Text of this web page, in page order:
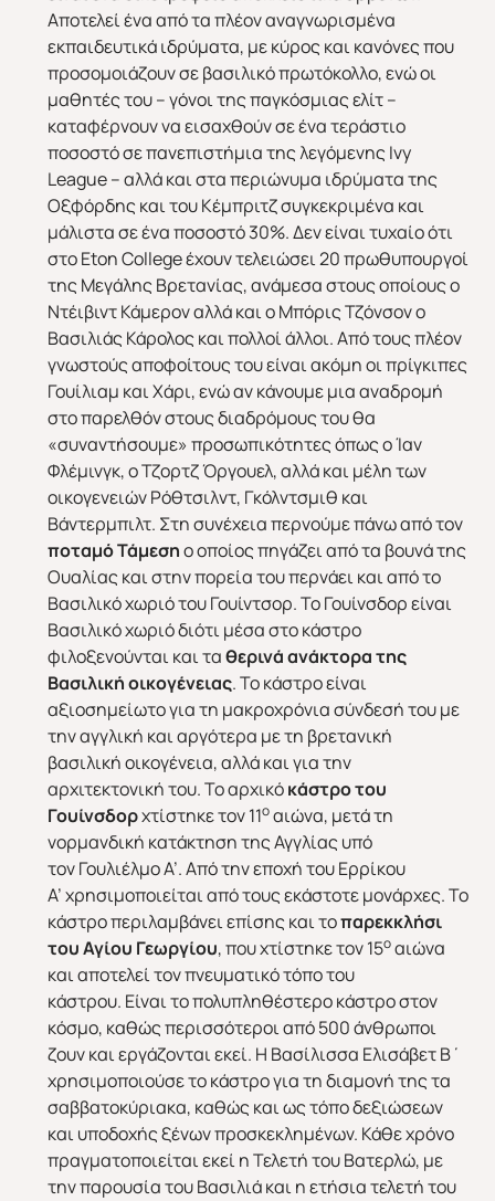
Αποτελεί ένα από τα πλέον αναγνωρισμένα
εκπαιδευτικά ιδρύματα, με κύρος και κανόνες που
προσομοιάζουν σε βασιλικό πρωτόκολλο, ενώ οι
μαθητές του – γόνοι της παγκόσμιας ελίτ –
καταφέρνουν να εισαχθούν σε ένα τεράστιο
ποσοστό σε πανεπιστήμια της λεγόμενης Ivy
League – αλλά και στα περιώνυμα ιδρύματα της
Οξφόρδης και του Κέμπριτζ συγκεκριμένα και
μάλιστα σε ένα ποσοστό 30%. Δεν είναι τυχαίο ότι
στο Eton College έχουν τελειώσει 20 πρωθυπουργοί
της Μεγάλης Βρετανίας, ανάμεσα στους οποίους ο
Ντέιβιντ Κάμερον αλλά και ο Μπόρις Τζόνσον ο
Βασιλιάς Κάρολος και πολλοί άλλοι. Από τους πλέον
γνωστούς αποφοίτους του είναι ακόμη οι πρίγκιπες
Γουίλιαμ και Χάρι, ενώ αν κάνουμε μια αναδρομή
στο παρελθόν στους διαδρόμους του θα
«συναντήσουμε» προσωπικότητες όπως ο Ίαν
Φλέμινγκ, ο Τζορτζ Όργουελ, αλλά και μέλη των
οικογενειών Ρόθτσιλντ, Γκόλντσμιθ και
Βάντερμπιλτ. Στη συνέχεια περνούμε πάνω από τον
ποταμό Τάμεσηο οποίος πηγάζει από τα βουνά της
Ουαλίας και στην πορεία του περνάει και από το
Βασιλικό χωριό του Γουίντσορ. Το Γουίνσδορ είναι
Βασιλικό χωριό διότι μέσα στο κάστρο
φιλοξενούνται και ταθερινά ανάκτορα της
Βασιλική οικογένειας. Το κάστρο είναι
αξιοσημείωτο για τη μακροχρόνια σύνδεσή του με
την αγγλική και αργότερα με τη βρετανική
βασιλική οικογένεια, αλλά και για την
αρχιτεκτονική του. Το αρχικόκάστρο του
Γουίνσδορχτίστηκε τον 11οαιώνα, μετά τη
νορμανδική κατάκτηση της Αγγλίας υπό
τον Γουλιέλμο Α’. Από την εποχή του Ερρίκου
Α’ χρησιμοποιείται από τους εκάστοτε μονάρχες. Το
κάστρο περιλαμβάνει επίσης και τοπαρεκκλήσι
του Αγίου Γεωργίου, που χτίστηκε τον 15οαιώνα
και αποτελεί τον πνευματικό τόπο του
κάστρου. Είναι το πολυπληθέστερο κάστρο στον
κόσμο, καθώς περισσότεροι από 500 άνθρωποι
ζουν και εργάζονται εκεί. Η Βασίλισσα Ελισάβετ Β΄
χρησιμοποιούσε το κάστρο για τη διαμονή της τα
σαββατοκύριακα, καθώς και ως τόπο δεξιώσεων
και υποδοχής ξένων προσκεκλημένων. Κάθε χρόνο
πραγματοποιείται εκεί η Τελετή του Βατερλώ, με
την παρουσία του Βασιλιά και η ετήσια τελετή του